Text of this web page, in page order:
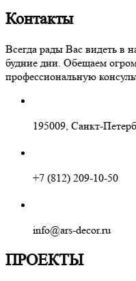
Контакты
Всегда рады Вас видеть в
будние дни. Обещаем
профессиональную
195009, Санкт-
+7 (812) 209-10-50
info@ars-decor.ru
ПРОЕКТЫ